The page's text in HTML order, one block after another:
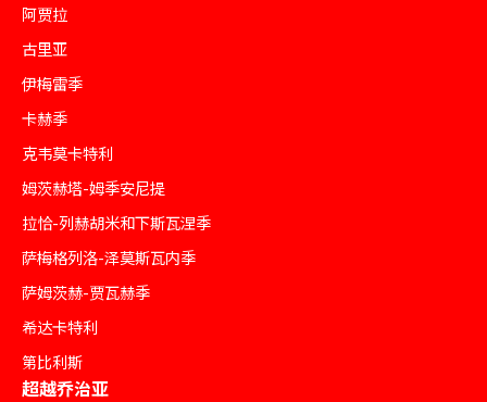
阿贾拉
古里亚
伊梅雷季
卡赫季
克韦莫卡特利
姆茨赫塔-姆季安尼提
拉恰-列赫胡米和下斯瓦涅季
萨梅格列洛-泽莫斯瓦内季
萨姆茨赫-贾瓦赫季
希达卡特利
第比利斯
超越乔治亚